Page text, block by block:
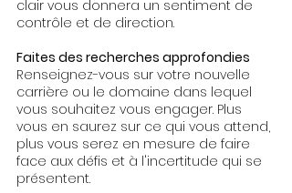
clair vous donnera un sentiment de
contrôle et de direction.
Faites des recherches approfondies
Renseignez-vous sur votre nouvelle
carrière ou le domaine dans lequel
vous souhaitez vous engager. Plus
vous en saurez sur ce qui vous attend,
plus vous serez en mesure de faire
face aux défis et à l'incertitude qui se
présentent.